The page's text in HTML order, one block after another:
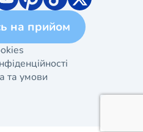
на прийом
та умови